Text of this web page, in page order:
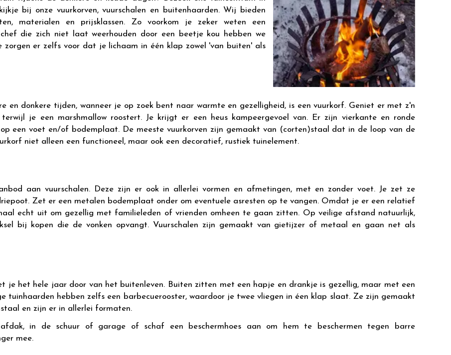
bij onze vuurkorven, vuurschalen en buitenhaarden. Wij bieden
materialen en prijsklassen. Zo voorkom je zeker weten een
die zich niet laat weerhouden door een beetje kou hebben we
er zelfs voor dat je lichaam in één klap zowel 'van buiten' als
en donkere tijden, wanneer je op zoek bent naar warmte en gezelligheid, is een vuurkorf. Geniet er met z'n
je een marshmallow roostert. Je krijgt er een heus kampeergevoel van. Er zijn vierkante en ronde
een voet en/of bodemplaat. De meeste vuurkorven zijn gemaakt van (corten)staal dat in de loop van de
niet alleen een functioneel, maar ook een decoratief, rustiek tuinelement.
aan vuurschalen. Deze zijn er ook in allerlei vormen en afmetingen, met en zonder voet. Je zet ze
Zet er een metalen bodemplaat onder om eventuele asresten op te vangen. Omdat je er een relatief
echt uit om gezellig met familieleden of vrienden omheen te gaan zitten. Op veilige afstand natuurlijk,
bij kopen die de vonken opvangt. Vuurschalen zijn gemaakt van gietijzer of metaal en gaan net als
je het hele jaar door van het buitenleven. Buiten zitten met een hapje en drankje is gezellig, maar met een
tuinhaarden hebben zelfs een barbecuerooster, waardoor je twee vliegen in éen klap slaat. Ze zijn gemaakt
en zijn er in allerlei formaten.
in de schuur of garage of schaf een beschermhoes aan om hem te beschermen tegen barre
mee.